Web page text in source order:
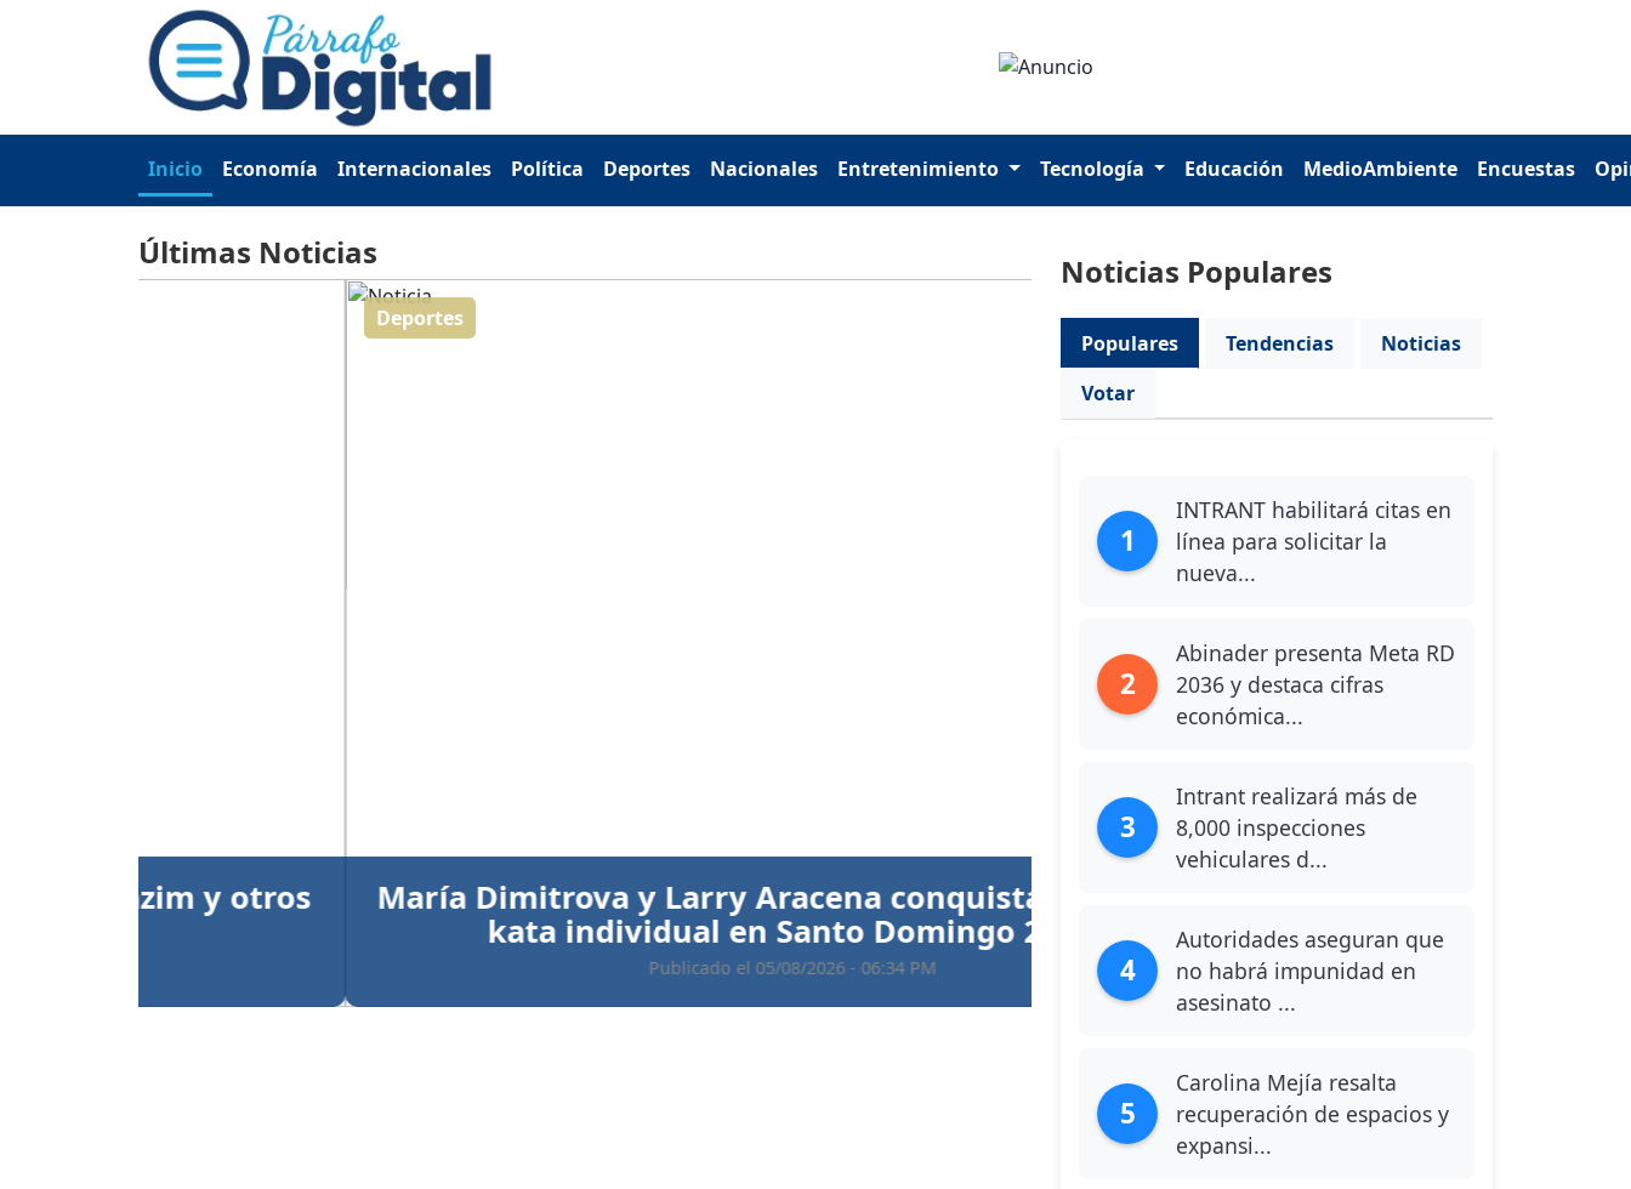
Inicio Economía Internacionales Política Deportes Nacionales Entretenimiento Tecnología Educación MedioAmbiente Encuestas
Últimas Noticias
María Dimitrova y Larry Aracena conquistan el oro en
kata individual en Santo Domingo 2026
Publicado el 05/08/2026 - 06:34 PM
Noticias Populares
Populares Tendencias
Noticias
Votar
1
INTRANT habilitará citas en
línea para solicitar la
nueva...
2
Abinader presenta Meta RD
2036 y destaca cifras
económica...
3
Intrant realizará más de
8,000 inspecciones
vehiculares d...
4
Autoridades aseguran que
no habrá impunidad en
asesinato ...
5
Carolina Mejía resalta
recuperación de espacios y
expansi...